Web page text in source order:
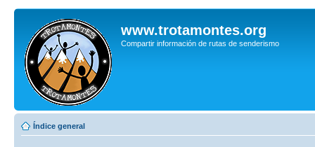
www.trotamontes.org
Compartir información de rutas de senderismo
Índice general